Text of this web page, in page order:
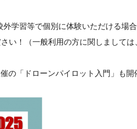
学習等で個別に体験いただける場
い！（一般利用の方に関しまして
「ドローンパイロット入門」も